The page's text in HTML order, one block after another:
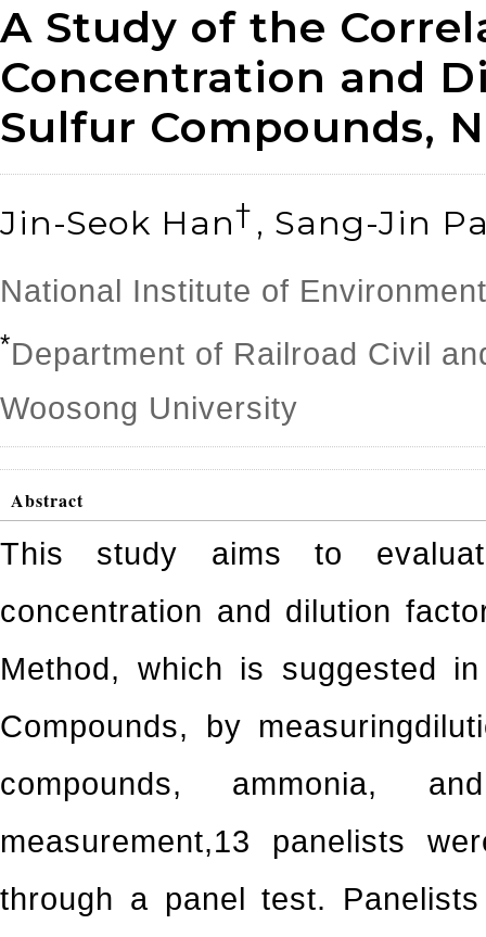
A Study of the
Concentration and
Sulfur Compounds,
Jin-Seok Han† , Sang-Jin
National Institute of
*Department of Railroad Civil
Woosong University
Abstract
This study aims to
concentration and dilution
Method, which is suggested
Compounds, by
compounds, ammonia,
measurement,13 panelists
through a panel test.